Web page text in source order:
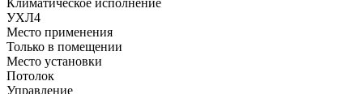
УХЛ4
Место применения
Только в помещении
Место установки
Потолок
Управление